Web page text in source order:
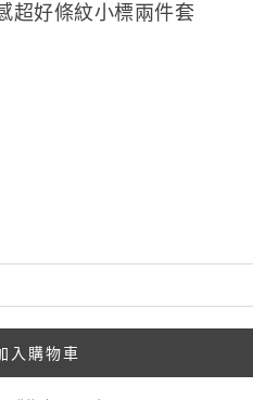
超好條紋小標兩件套
入購物車